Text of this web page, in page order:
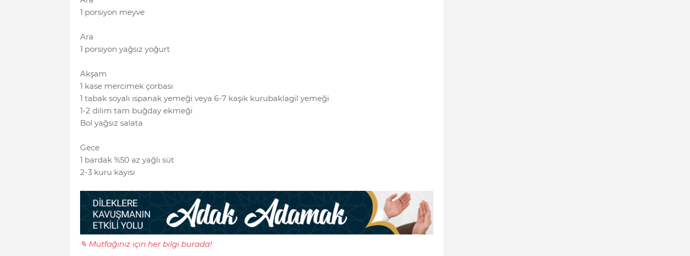
1 porsiyon meyve
Ara
1 porsiyon yağsız yoğurt
Akşam
1 kase mercimek çorbası
1 tabak soyalı ıspanak yemeği veya 6-7 kaşık kurubaklagil yemeği
1-2 dilim tam buğday ekmeği
Bol yağsız salata
Gece
1 bardak %50 az yağlı süt
2-3 kuru kayısı
✎ Mutfağınız için her bilgi burada!